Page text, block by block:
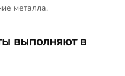
металла.
выполняют в